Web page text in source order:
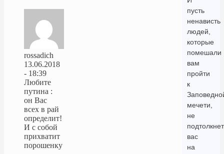
пусть
ненависть
людей,
которые
помешали
вам
пройти
к
мечети,
не
подтолкнет
вас
на
rossadich
13.06.2018
- 18:39
Любите
путина :
он Вас
всех в рай
определит!
И с собой
прихватит
порошенку